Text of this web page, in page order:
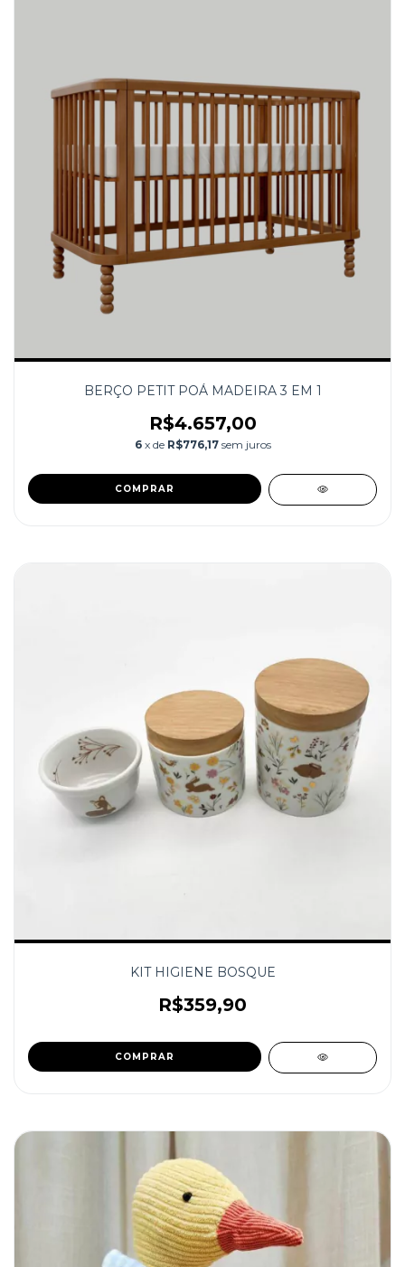
BERÇO PETIT POÁ MADEIRA 3 EM 1
R$4.657,00
6 x de R$776,17 sem juros
KIT HIGIENE BOSQUE
R$359,90